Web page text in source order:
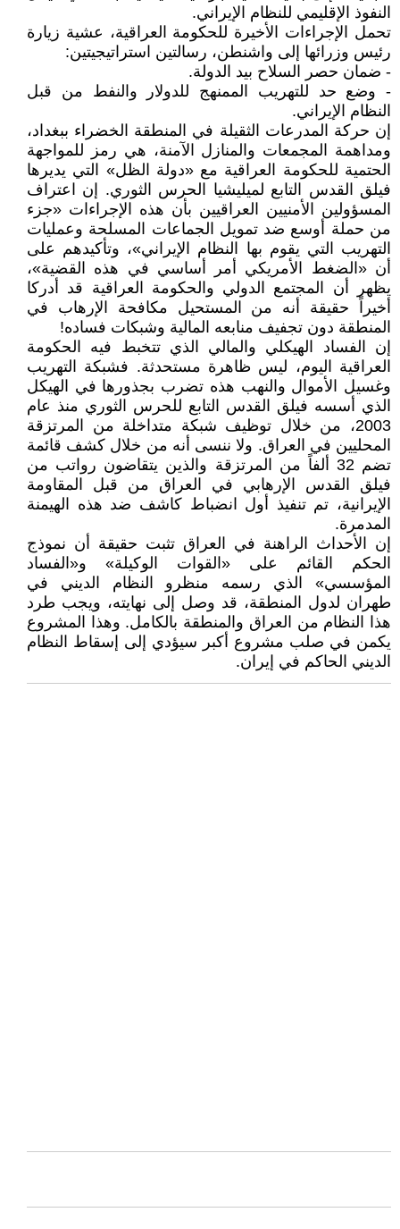
النفوذ الإقليمي للنظام الإيراني.
تحمل الإجراءات الأخيرة للحكومة العراقية، عشية زيارة
رئيس وزرائها إلى واشنطن، رسالتين استراتيجيتين:
- ضمان حصر السلاح بيد الدولة.
- وضع حد للتهريب الممنهج للدولار والنفط من قبل
النظام الإيراني.
إن حركة المدرعات الثقيلة في المنطقة الخضراء ببغداد،
ومداهمة المجمعات والمنازل الآمنة، هي رمز للمواجهة
الحتمية للحكومة العراقية مع «دولة الظل» التي يديرها
فيلق القدس التابع لميليشيا الحرس الثوري. إن اعتراف
المسؤولين الأمنيين العراقيين بأن هذه الإجراءات «جزء
من حملة أوسع ضد تمويل الجماعات المسلحة وعمليات
التهريب التي يقوم بها النظام الإيراني»، وتأكيدهم على
أن «الضغط الأمريكي أمر أساسي في هذه القضية»،
يظهر أن المجتمع الدولي والحكومة العراقية قد أدركا
أخيراً حقيقة أنه من المستحيل مكافحة الإرهاب في
المنطقة دون تجفيف منابعه المالية وشبكات فساده!
إن الفساد الهيكلي والمالي الذي تتخبط فيه الحكومة
العراقية اليوم، ليس ظاهرة مستحدثة. فشبكة التهريب
وغسيل الأموال والنهب هذه تضرب بجذورها في الهيكل
الذي أسسه فيلق القدس التابع للحرس الثوري منذ عام
2003، من خلال توظيف شبكة متداخلة من المرتزقة
المحليين في العراق. ولا ننسى أنه من خلال كشف قائمة
تضم 32 ألفاً من المرتزقة والذين يتقاضون رواتب من
فيلق القدس الإرهابي في العراق من قبل المقاومة
الإيرانية، تم تنفيذ أول انضباط كاشف ضد هذه الهيمنة
المدمرة.
إن الأحداث الراهنة في العراق تثبت حقيقة أن نموذج
الحكم القائم على «القوات الوكيلة» و«الفساد
المؤسسي» الذي رسمه منظرو النظام الديني في
طهران لدول المنطقة، قد وصل إلى نهايته، ويجب طرد
هذا النظام من العراق والمنطقة بالكامل. وهذا المشروع
يكمن في صلب مشروع أكبر سيؤدي إلى إسقاط النظام
الديني الحاكم في إيران.